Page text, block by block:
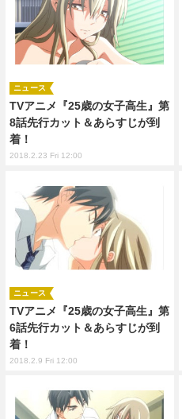
TVアニメ『25歳の女子高生』第
8話先行カット＆あらすじが到
着！
ニュース
2018.2.23 Fri 12:00
TVアニメ『25歳の女子高生』第
6話先行カット＆あらすじが到
着！
ニュース
2018.2.9 Fri 12:00